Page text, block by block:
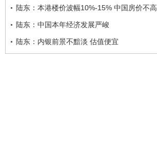
陆东：本港楼价波幅10%-15% 中国房价不高
陆东：中国本年经济发展严峻
陆东：内银前景不黯淡 估值便宜